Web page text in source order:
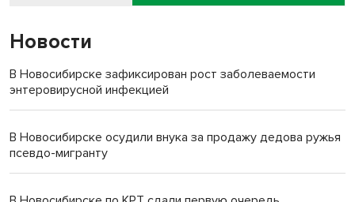
Новости
В Новосибирске зафиксирован рост заболеваемости
энтеровирусной инфекцией
В Новосибирске осудили внука за продажу дедова ружья
псевдо-мигранту